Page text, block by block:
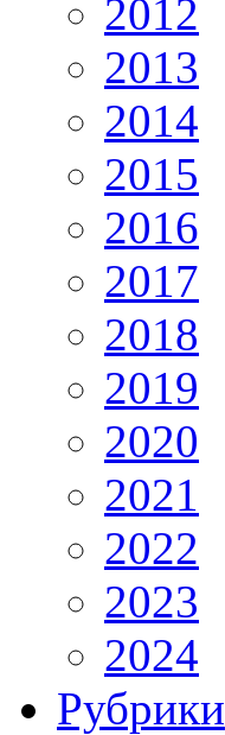
2012
2013
2014
2015
2016
2017
2018
2019
2020
2021
2022
2023
2024
Рубрики